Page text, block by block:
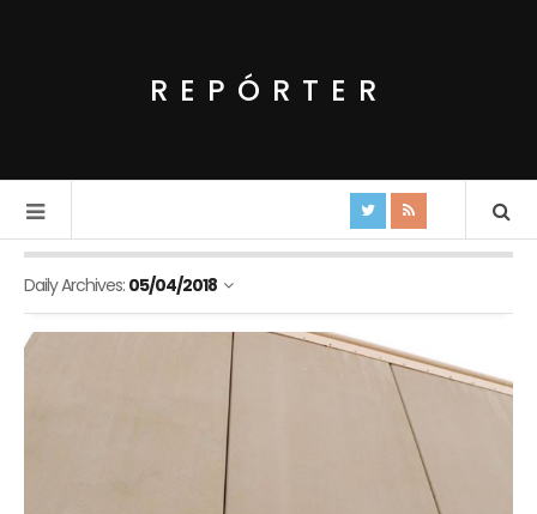
REPÓRTER
Daily Archives: 05/04/2018